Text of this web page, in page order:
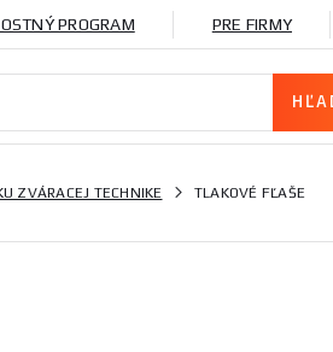
PROGRAM PRE FIRMY
ZVÁRACEJ TECHNIKE TLAKOVÉ FĽAŠE